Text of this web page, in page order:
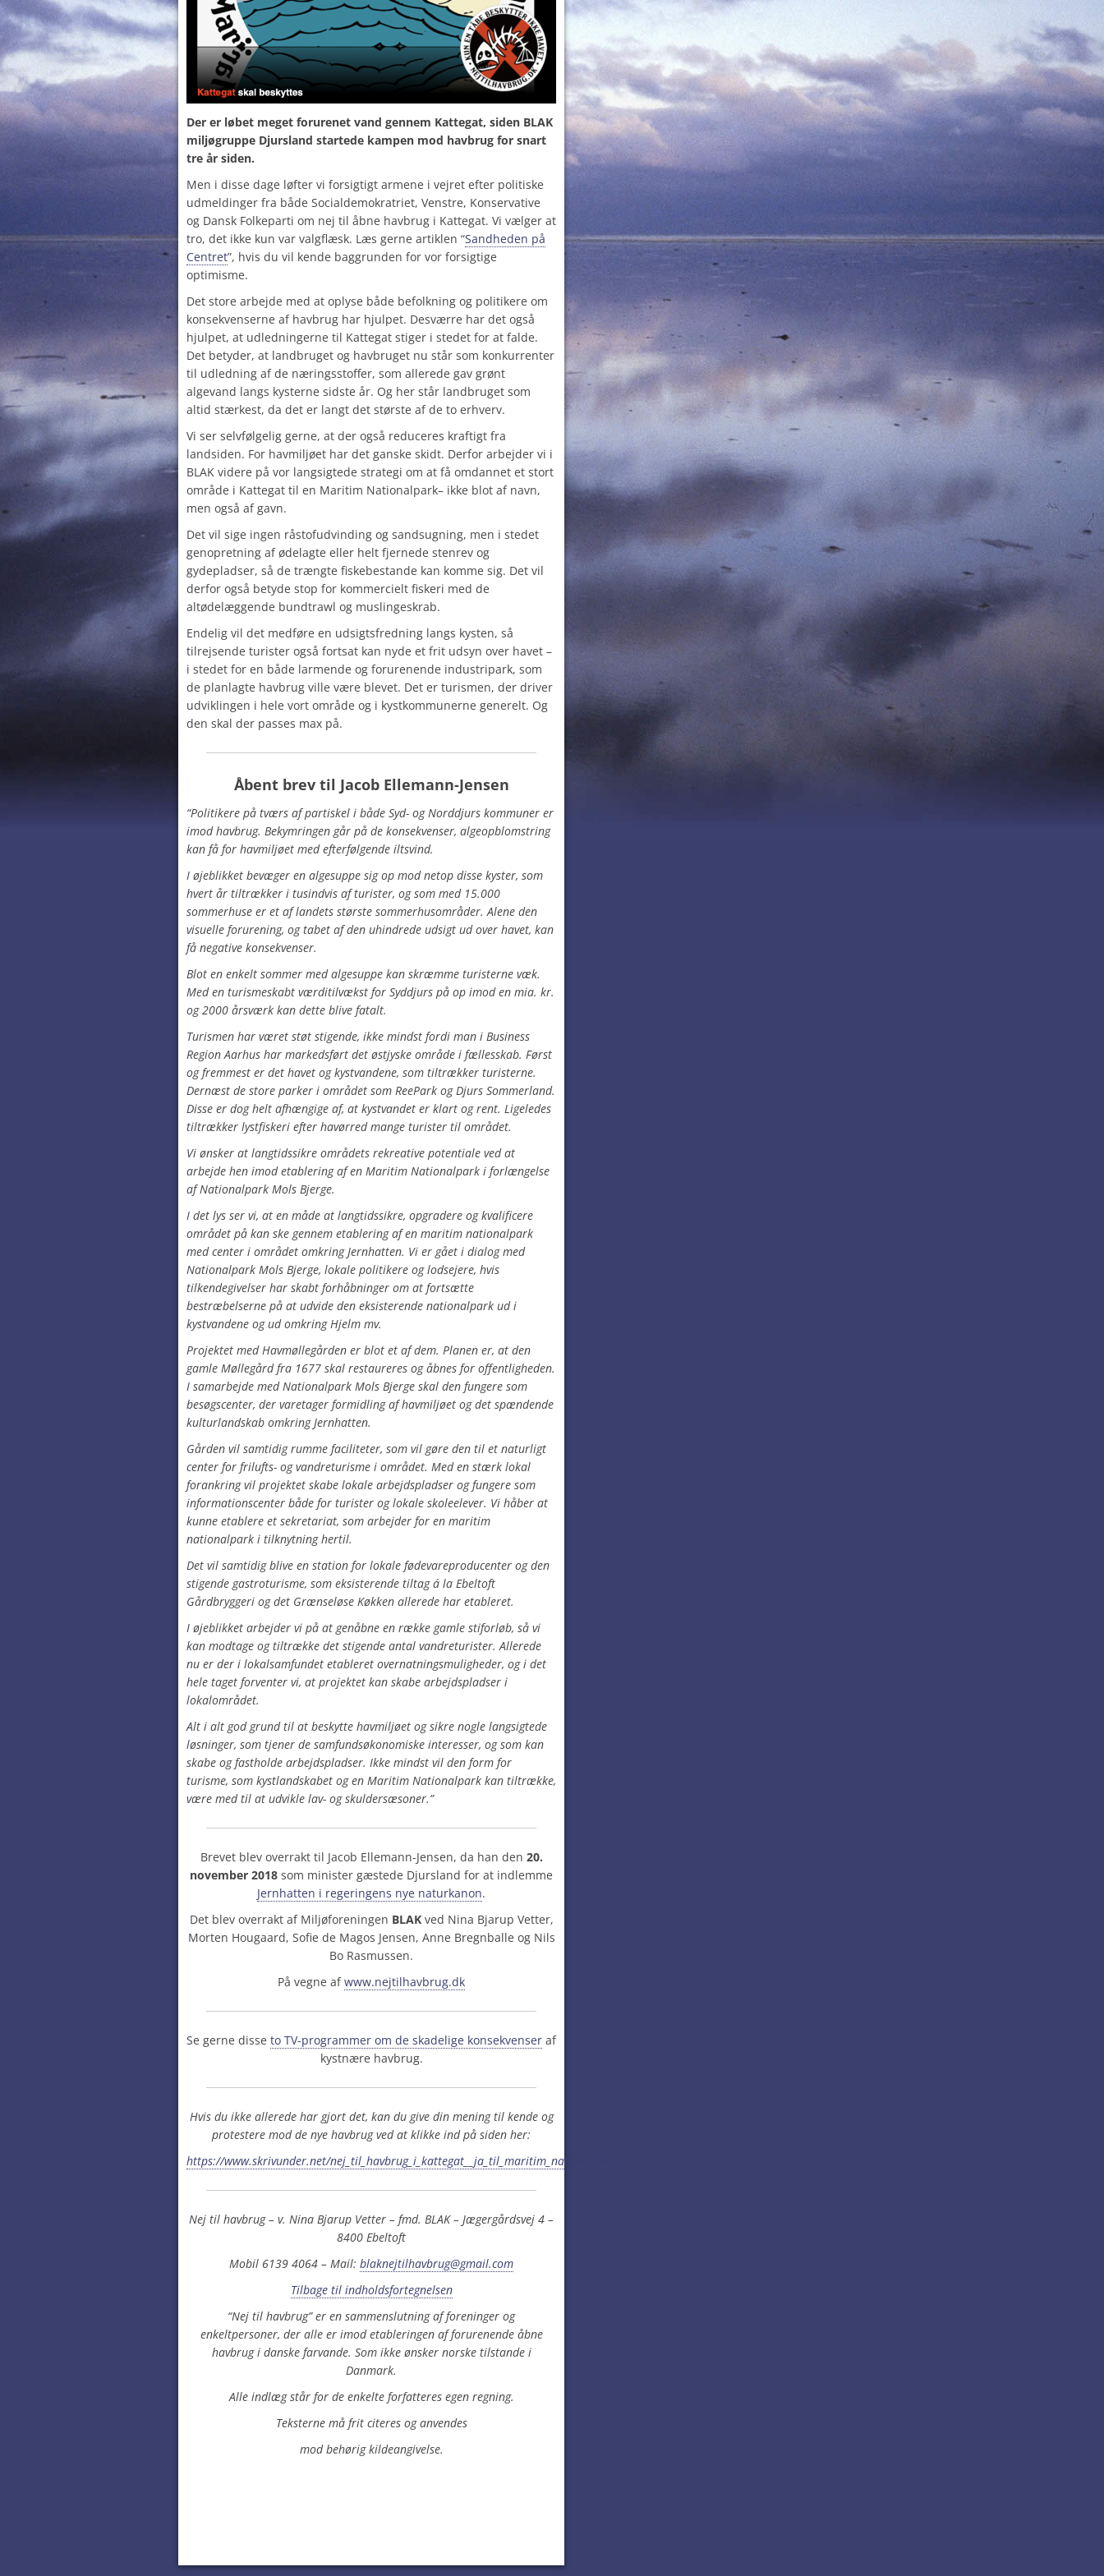
Der er løbet meget forurenet vand gennem Kattegat, siden BLAK
miljøgruppe Djursland startede kampen mod havbrug for snart
tre år siden.
Men i disse dage løfter vi forsigtigt armene i vejret efter politiske
udmeldinger fra både Socialdemokratriet, Venstre, Konservative
og Dansk Folkeparti om nej til åbne havbrug i Kattegat. Vi vælger at
tro, det ikke kun var valgflæsk. Læs gerne artiklen “Sandheden på
Centret”, hvis du vil kende baggrunden for vor forsigtige
optimisme.
Det store arbejde med at oplyse både befolkning og politikere om
konsekvenserne af havbrug har hjulpet. Desværre har det også
hjulpet, at udledningerne til Kattegat stiger i stedet for at falde.
Det betyder, at landbruget og havbruget nu står som konkurrenter
til udledning af de næringsstoffer, som allerede gav grønt
algevand langs kysterne sidste år. Og her står landbruget som
altid stærkest, da det er langt det største af de to erhverv.
Vi ser selvfølgelig gerne, at der også reduceres kraftigt fra
landsiden. For havmiljøet har det ganske skidt. Derfor arbejder vi i
BLAK videre på vor langsigtede strategi om at få omdannet et stort
område i Kattegat til en Maritim Nationalpark– ikke blot af navn,
men også af gavn.
Det vil sige ingen råstofudvinding og sandsugning, men i stedet
genopretning af ødelagte eller helt fjernede stenrev og
gydepladser, så de trængte fiskebestande kan komme sig. Det vil
derfor også betyde stop for kommercielt fiskeri med de
altødelæggende bundtrawl og muslingeskrab.
Endelig vil det medføre en udsigtsfredning langs kysten, så
tilrejsende turister også fortsat kan nyde et frit udsyn over havet –
i stedet for en både larmende og forurenende industripark, som
de planlagte havbrug ville være blevet. Det er turismen, der driver
udviklingen i hele vort område og i kystkommunerne generelt. Og
den skal der passes max på.
Åbent brevtil Jacob Ellemann-Jensen
“Politikere på tværs af partiskel i både Syd- og Norddjurs kommuner er
imod havbrug. Bekymringen går på de konsekvenser, algeopblomstring
kan få for havmiljøet med efterfølgende iltsvind.
I øjeblikket bevæger en algesuppe sig op mod netop disse kyster, som
hvert år tiltrækker i tusindvis af turister, og som med 15.000
sommerhuse er et af landets største sommerhusområder. Alene den
visuelle forurening, og tabet af den uhindrede udsigt ud over havet, kan
få negative konsekvenser.
Blot en enkelt sommer med algesuppe kan skræmme turisterne væk.
Med en turismeskabt værditilvækst for Syddjurs på op imod en mia. kr.
og 2000 årsværk kan dette blive fatalt.
Turismen har været støt stigende, ikke mindst fordi man i Business
Region Aarhus har markedsført det østjyske område i fællesskab. Først
og fremmest er det havet og kystvandene, som tiltrækker turisterne.
Dernæst de store parker i området som ReePark og Djurs Sommerland.
Disse er dog helt afhængige af, at kystvandet er klart og rent. Ligeledes
tiltrækker lystfiskeri efter havørred mange turister til området.
Vi ønsker at langtidssikre områdets rekreative potentiale ved at
arbejde hen imod etablering af en Maritim Nationalpark i forlængelse
af Nationalpark Mols Bjerge.
I det lys ser vi, at en måde at langtidssikre, opgradere og kvalificere
området på kan ske gennem etablering af en maritim nationalpark
med center i området omkring Jernhatten. Vi er gået i dialog med
Nationalpark Mols Bjerge, lokale politikere og lodsejere, hvis
tilkendegivelser har skabt forhåbninger om at fortsætte
bestræbelserne på at udvide den eksisterende nationalpark ud i
kystvandene og ud omkring Hjelm mv.
Projektet medHavmøllegården er blot et af dem. Planen er, at den
gamle Møllegård fra 1677 skal restaureres og åbnes for offentligheden.
I samarbejde med Nationalpark Mols Bjerge skal den fungere som
besøgscenter, der varetager formidling af havmiljøet og det spændende
kulturlandskab omkring Jernhatten.
Gården vil samtidig rumme faciliteter, som vil gøre den til et naturligt
center for frilufts- og vandreturisme i området. Med en stærk lokal
forankring vil projektet skabe lokale arbejdspladser og fungere som
informationscenter både for turister og lokale skoleelever. Vi håber at
kunne etablere et sekretariat, som arbejder for en maritim
nationalpark i tilknytning hertil.
Det vil samtidig blive en station for lokale fødevareproducenter og den
stigende gastroturisme, som eksisterende tiltag á la Ebeltoft
Gårdbryggeri og det Grænseløse Køkken allerede har etableret.
I øjeblikket arbejder vi på at genåbne en række gamle stiforløb, så vi
kan modtage og tiltrække det stigende antal vandreturister. Allerede
nu er der i lokalsamfundet etableret overnatningsmuligheder, og i det
hele taget forventer vi, at projektet kan skabe arbejdspladser i
lokalområdet.
Alt i alt god grund til at beskytte havmiljøet og sikre nogle langsigtede
løsninger, som tjener de samfundsøkonomiske interesser, og som kan
skabe og fastholde arbejdspladser. Ikke mindst vil den form for
turisme, som kystlandskabet og en Maritim Nationalpark kan tiltrække,
være med til at udvikle lav- og skuldersæsoner.”
Brevet blev overrakt til Jacob Ellemann-Jensen, da han den 20.
november 2018 som minister gæstede Djursland for at indlemme
Jernhatten i regeringens nye naturkanon.
Det blev overrakt af Miljøforeningen BLAKved Nina Bjarup Vetter,
Morten Hougaard, Sofie de Magos Jensen, Anne Bregnballe og Nils
Bo Rasmussen.
På vegne afwww.nejtilhavbrug.dk
Se gerne disse to TV-programmer om de skadelige konsekvenser af
kystnære havbrug.
Hvis du ikke allerede har gjort det, kan du give din mening til kende og
protestere mod de nye havbrug ved at klikke ind på siden her:
https://www.skrivunder.net/nej_til_havbrug_i_kattegat__ja_til_maritim_nationalpark
Nej til havbrug – v. Nina Bjarup Vetter – fmd. BLAK – Jægergårdsvej 4 –
8400 Ebeltoft
Mobil 6139 4064 – Mail: blaknejtilhavbrug@gmail.com
Tilbage til indholdsfortegnelsen
“Nej til havbrug” er en sammenslutning af foreninger og
enkeltpersoner, der alle er imod etableringen af forurenende åbne
havbrug i danske farvande. Som ikke ønsker norske tilstande i
Danmark.
Alle indlæg står for de enkelte forfatteres egen regning.
Teksterne må frit citeres og anvendes
mod behørig kildeangivelse.